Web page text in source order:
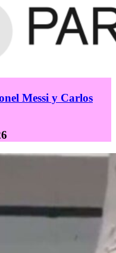
Messi y Carlos